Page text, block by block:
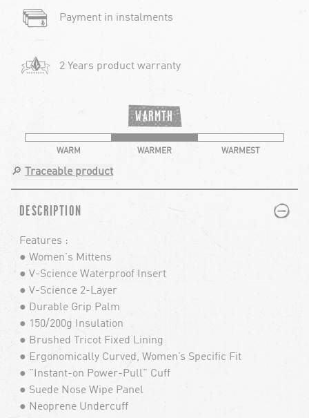
Payment in instalments
2 Years product warranty
WARMTH
WARM WARMER WARMEST
🔎 Traceable product
DESCRIPTION PLUS
MINUS
Features :
● Women's Mittens
● V-Science Waterproof Insert
● V-Science 2-Layer
● Durable Grip Palm
● 150/200g Insulation
● Brushed Tricot Fixed Lining
● Ergonomically Curved, Women’s Specific Fit
● "Instant-on Power-Pull" Cuff
● Suede Nose Wipe Panel
● Neoprene Undercuff